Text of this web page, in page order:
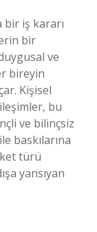
bir iş kararı
bir
ve
bireyin
Kişisel
bu
ve bilinçsiz
baskılarına
türü
yansıyan